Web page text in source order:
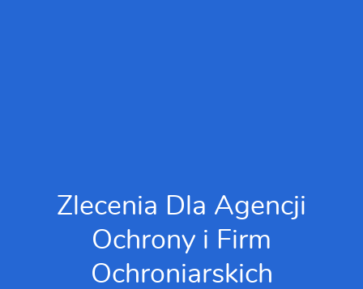
Zlecenia Dla Agencji
Ochrony i Firm
Ochroniarskich